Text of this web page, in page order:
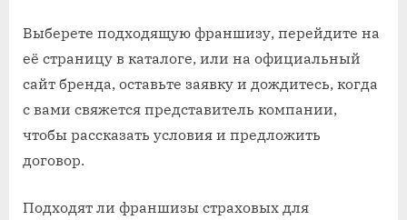
Выберете подходящую франшизу, перейдите на
её страницу в каталоге, или на официальный
сайт бренда, оставьте заявку и дождитесь, когда
с вами свяжется представитель компании,
чтобы рассказать условия и предложить
договор.
Подходят ли франшизы страховых для